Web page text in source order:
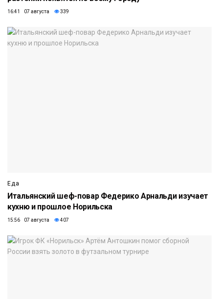
16:41 07 августа 339
Еда
Итальянский шеф-повар Федерико Арнальди изучает
кухню и прошлое Норильска
15:56 07 августа 407